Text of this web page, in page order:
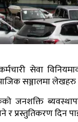
सेवा
सञ्जालमा लेखहरु
जनशक्ति
र प्रस्तुतिकरण दिन